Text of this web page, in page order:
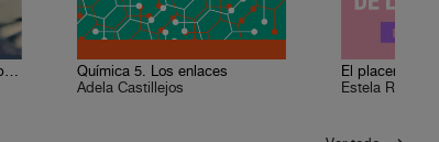
Biología 2. Concepciones sobre la ciencia
Química 5. Los enlaces
Adela Castillejos
El placer de la
Estela Ruiz